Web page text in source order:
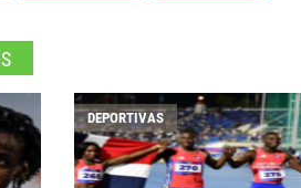
DEPORTIVAS